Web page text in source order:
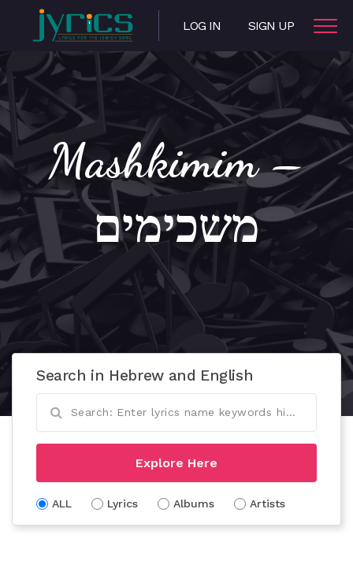
LOG IN SIGN UP
Mashkimim –
משכימים
Search in Hebrew and English
Explore Here
ALL Lyrics Albums Artists